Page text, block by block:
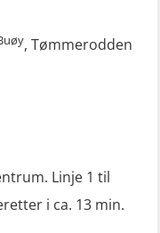
repetisjon
m/E-læring
m/E-læring
66 t
på
, Tømmerodden
Linje 1 til
i ca. 13 min.